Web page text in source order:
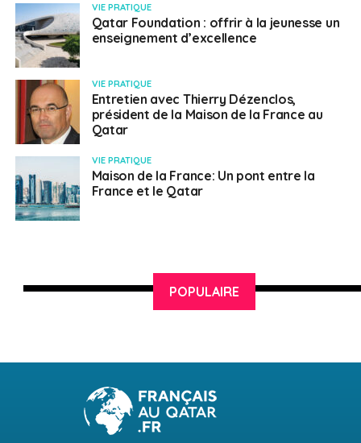
VIE PRATIQUE
Qatar Foundation : offrir à la jeunesse un
enseignement d’excellence
VIE PRATIQUE
Entretien avec Thierry Dézenclos,
président de la Maison de la France au
Qatar
VIE PRATIQUE
Maison de la France: Un pont entre la
France et le Qatar
POPULAIRE